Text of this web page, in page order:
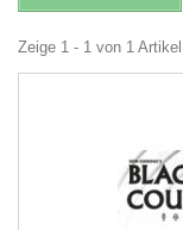
Zeige 1 - 1 von 1 Artikel